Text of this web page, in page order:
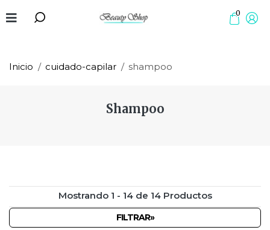
0
Inicio cuidado-capilar shampoo
Shampoo
Mostrando 1 - 14 de 14 Productos
FILTRAR»